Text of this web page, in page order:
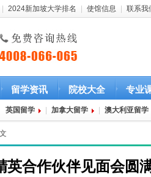
2024新加坡大学排名 使馆信息 联系我
留学资讯 院校大全 专业
英国留学 加拿大留学 澳大利亚留学
英合作伙伴见面会圆